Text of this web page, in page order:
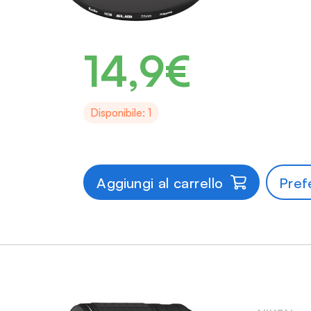
14,9€
Disponibile: 1
Aggiungi al carrello